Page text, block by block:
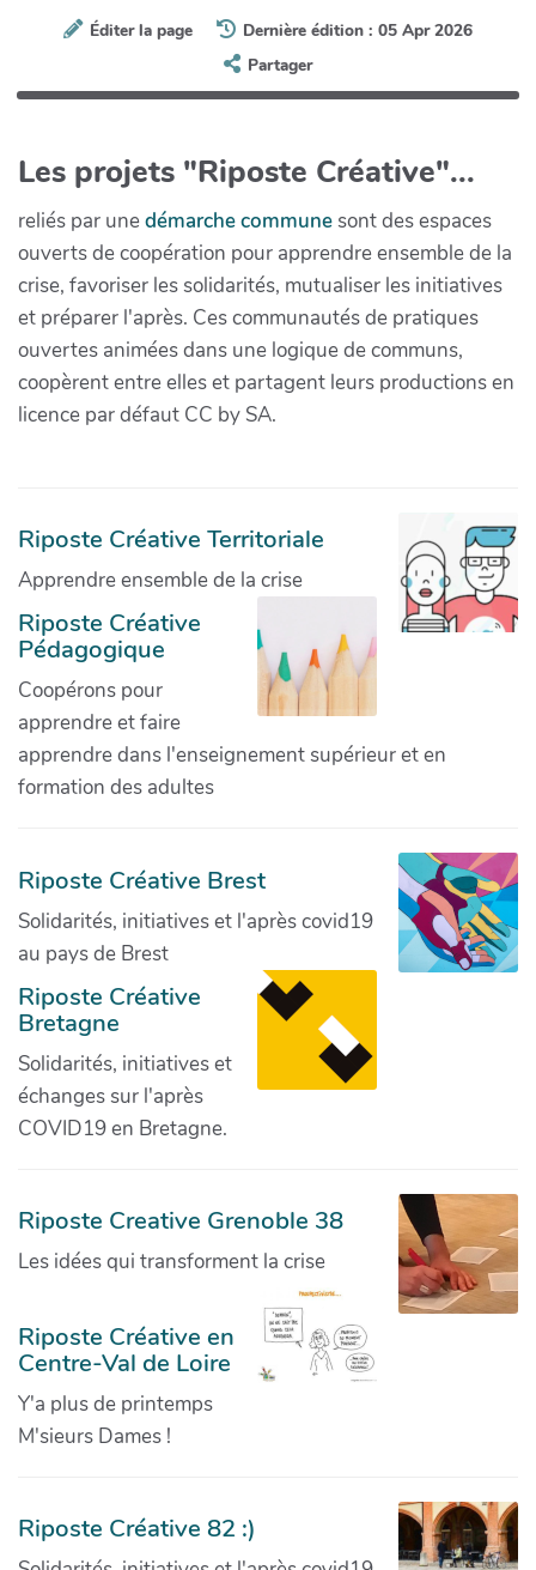
Éditer la page
Dernière édition : 05 Apr 2026
Partager
Les projets "Riposte Créative"...
reliés par unedémarche communesont des espaces
ouverts de coopération pour apprendre ensemble de la
crise, favoriser les solidarités, mutualiser les initiatives
et préparer l'après. Ces communautés de pratiques
ouvertes animées dans une logique de communs,
coopèrent entre elles et partagent leurs productions en
licence par défaut CC by SA.
Riposte Créative Territoriale
Apprendre ensemble de la crise
Riposte Créative
Pédagogique
Coopérons pour
apprendre et faire
apprendre dans l'enseignement supérieur et en
formation des adultes
Riposte Créative Brest
Solidarités, initiatives et l'après covid19
au pays de Brest
Riposte Créative
Bretagne
Solidarités, initiatives et
échanges sur l'après
COVID19 en Bretagne.
Riposte Creative Grenoble 38
Les idées qui transforment la crise
Riposte Créative en
Centre-Val de Loire
Y'a plus de printemps
M'sieurs Dames !
Riposte Créative 82 :)